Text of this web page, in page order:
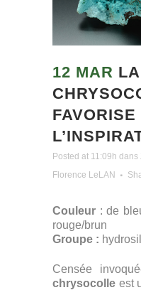
12 MAR LA
FAVORISE
Posted at 11:09h dans
Florence LeLAN
Couleur : de
rouge/brun
Groupe :
Censée
chrysocolle est